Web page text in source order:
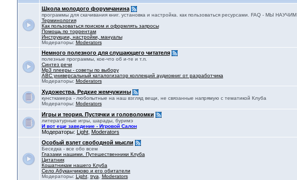
Школа молодого форумчанина
программы для скачивания книг. установка и настройка. как пользоваться ресурсами. FAQ - МЫ НАУЧИМ
Терминология
Как пользоваться поиском и оформлять запросы
Помощь по торрентам
Инструкции, настройки, мануалы
Модераторы: Moderators
Немного полезного для слушающего читателя
полезные программы, кое-что об и-те и т.п.
Синтез речи
Mp3 плееры - советы по выбору
ABC универсальный каталогизатор коллекций аудиокниг от разработчика
Модераторы: Moderators
Художества. Редкие жемчужины
кунсткамера - любопытные на наш взгляд вещи, не связанные напрямую с тематикой Клуба
Модераторы: Moderators
Игры и теория. Пустячки и головоломки
литературные игры, шарады, буримэ
И вот еще заведение - Игровой Салон
Модераторы: Light, Moderators
Особый взлет свободной мысли
Беседка - все обо всем
Глазами нашими. Путешественники Клуба
Цитатник
Кошатникам нашего Клуба
Село Абуканчиково и его обитатели
Модераторы: Light, trya Moderators